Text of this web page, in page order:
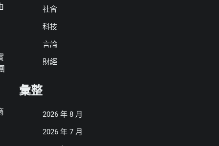
社會
科技
言論
財經
彙整
2026 年 8 月
2026 年 7 月